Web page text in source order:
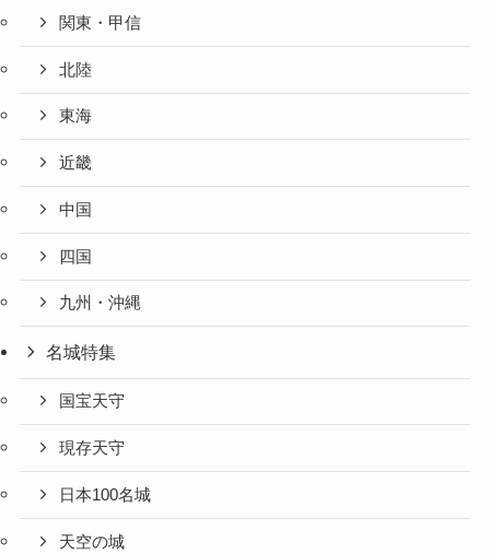
関東・甲信
北陸
東海
近畿
中国
四国
九州・沖縄
名城特集
国宝天守
現存天守
日本100名城
天空の城